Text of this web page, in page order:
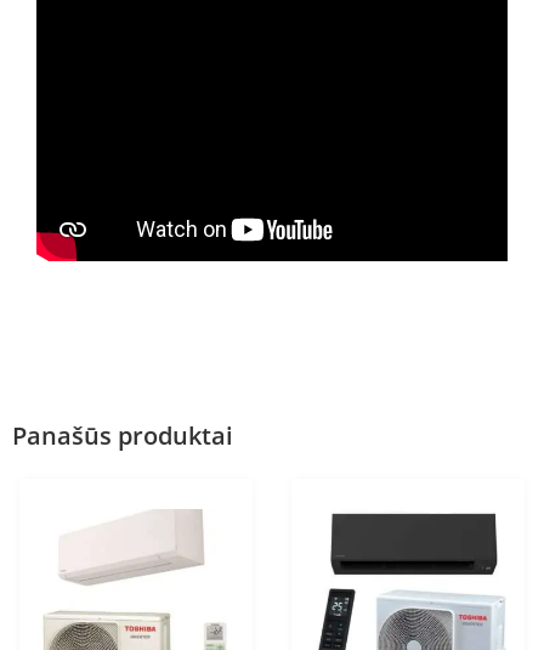
Panašūs produktai